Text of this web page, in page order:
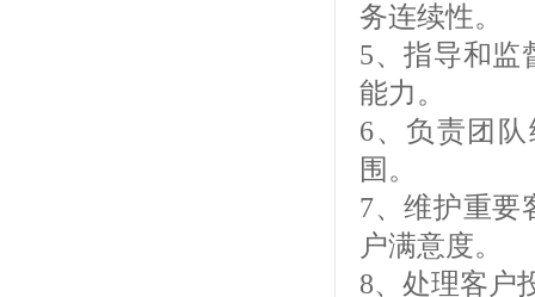
务连续性。
5、指导和监
能力。
6、负责团
围。
7、维护重要
户满意度。
8、处理客户